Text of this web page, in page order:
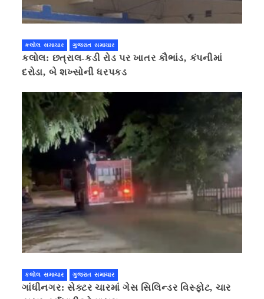
કલોલ સમાચાર ગુજરાત સમાચાર
કલોલ: છત્રાલ-કડી રોડ પર ખાતર કૌભાંડ, કંપનીમાં
દરોડા, બે શખ્સોની ધરપકડ
કલોલ સમાચાર ગુજરાત સમાચાર
ગાંધીનગર: સેક્ટર ચારમાં ગેસ સિલિન્ડર વિસ્ફોટ, ચાર